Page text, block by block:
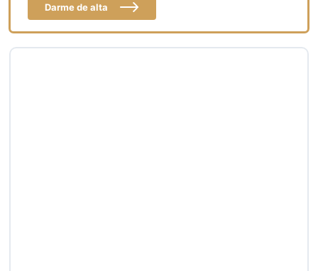
Darme de alta